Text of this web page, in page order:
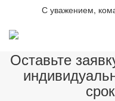
С уважением,
Оставьте